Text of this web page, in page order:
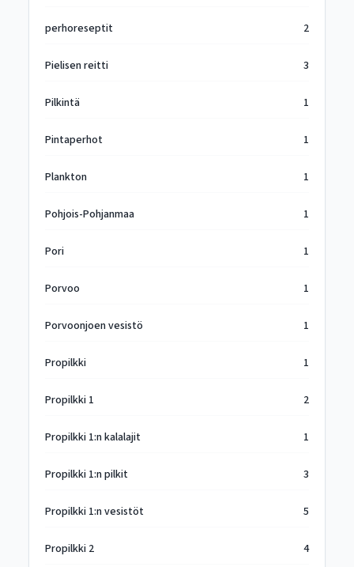
perhoreseptit 2
Pielisen reitti 3
Pilkintä 1
Pintaperhot 1
Plankton 1
Pohjois-Pohjanmaa 1
Pori 1
Porvoo 1
Porvoonjoen vesistö 1
Propilkki 1
Propilkki 1 2
Propilkki 1:n kalalajit 1
Propilkki 1:n pilkit 3
Propilkki 1:n vesistöt 5
Propilkki 2 4